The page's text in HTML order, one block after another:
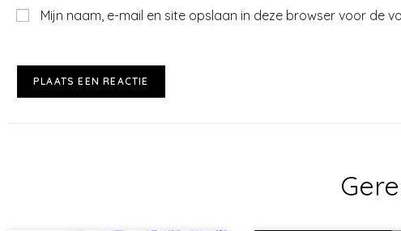
Mijn naam, e-mail en site opslaan in deze browser voor de